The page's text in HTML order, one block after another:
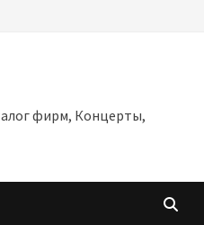
фирм, Концерты,